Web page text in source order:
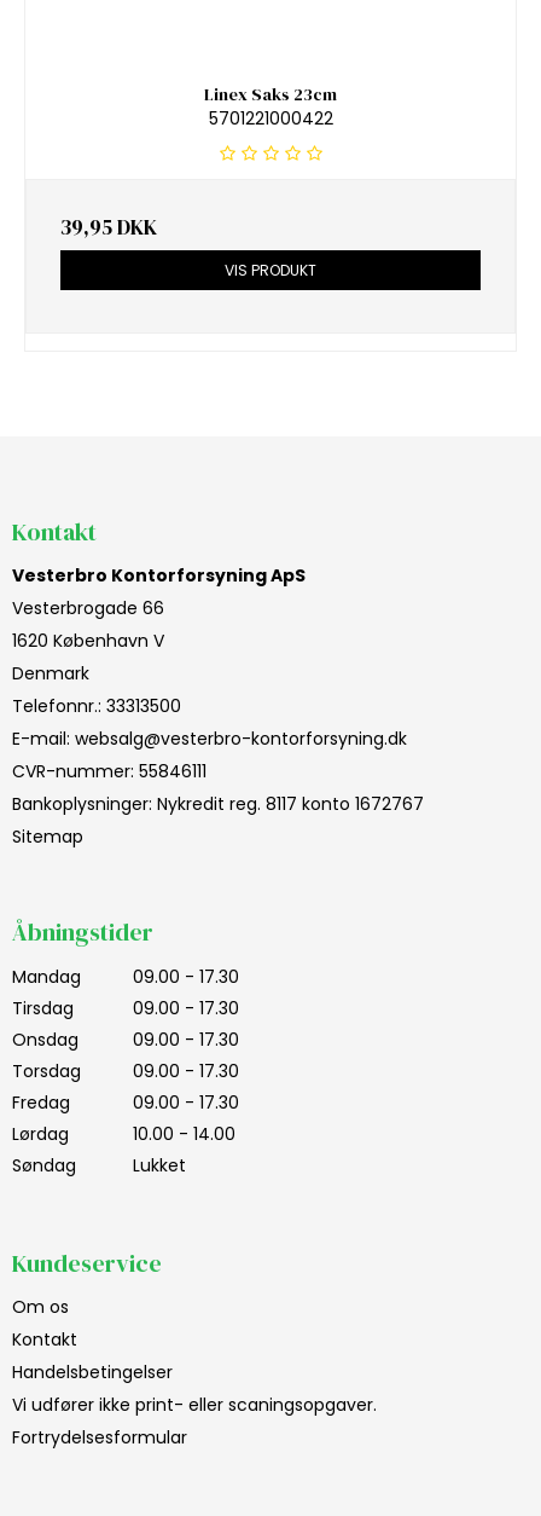
Linex Saks 23cm
5701221000422
39,95 DKK
VIS PRODUKT
Kontakt
Vesterbro Kontorforsyning ApS
Vesterbrogade 66
1620 København V
Denmark
Telefonnr.: 33313500
E-mail: websalg@vesterbro-kontorforsyning.dk
CVR-nummer: 55846111
Bankoplysninger: Nykredit reg. 8117 konto 1672767
Sitemap
Åbningstider
Mandag
09.00 - 17.30
Tirsdag
09.00 - 17.30
Onsdag
09.00 - 17.30
Torsdag
09.00 - 17.30
Fredag
09.00 - 17.30
Lørdag
10.00 - 14.00
Søndag
Lukket
Kundeservice
Om os
Kontakt
Handelsbetingelser
Vi udfører ikke print- eller scaningsopgaver.
Fortrydelsesformular